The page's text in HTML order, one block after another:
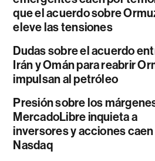
que el acuerdo sobre
eleve las tensiones
Dudas sobre el acuerdo
Irán y Omán para reabrir
impulsan al petróleo
Presión sobre los
MercadoLibre inquieta a
inversores y acciones caen
Nasdaq